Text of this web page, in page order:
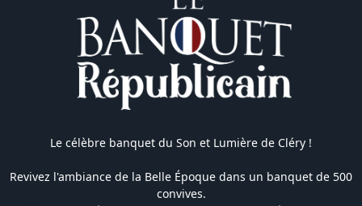
Le célèbre banquet du Son et Lumière de Cléry !
Revivez l'ambiance de la Belle Époque dans un banquet de 500
convives.